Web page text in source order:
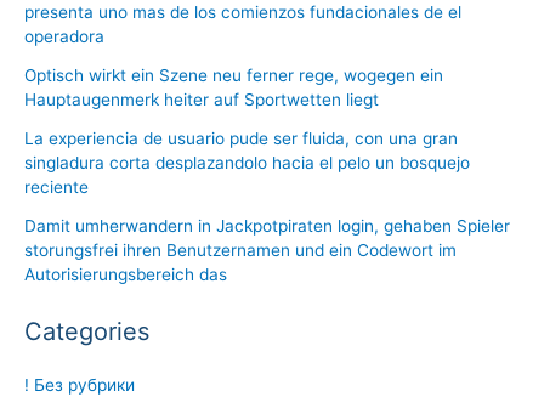
presenta uno mas de los comienzos fundacionales de el
operadora
Optisch wirkt ein Szene neu ferner rege, wogegen ein
Hauptaugenmerk heiter auf Sportwetten liegt
La experiencia de usuario pude ser fluida, con una gran
singladura corta desplazandolo hacia el pelo un bosquejo
reciente
Damit umherwandern in Jackpotpiraten login, gehaben Spieler
storungsfrei ihren Benutzernamen und ein Codewort im
Autorisierungsbereich das
Categories
! Без рубрики